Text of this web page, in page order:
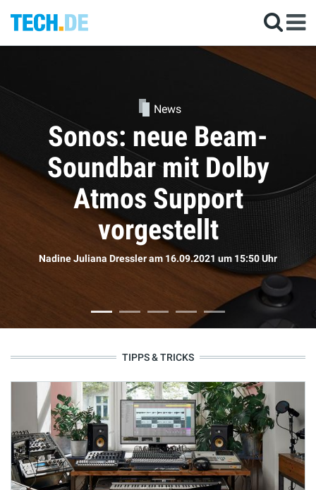
News
Kommen die neuen
AirPods doch bald?
Sophie Bömeram 16.09.2021 um 11:50 Uhr
TIPPS & TRICKS